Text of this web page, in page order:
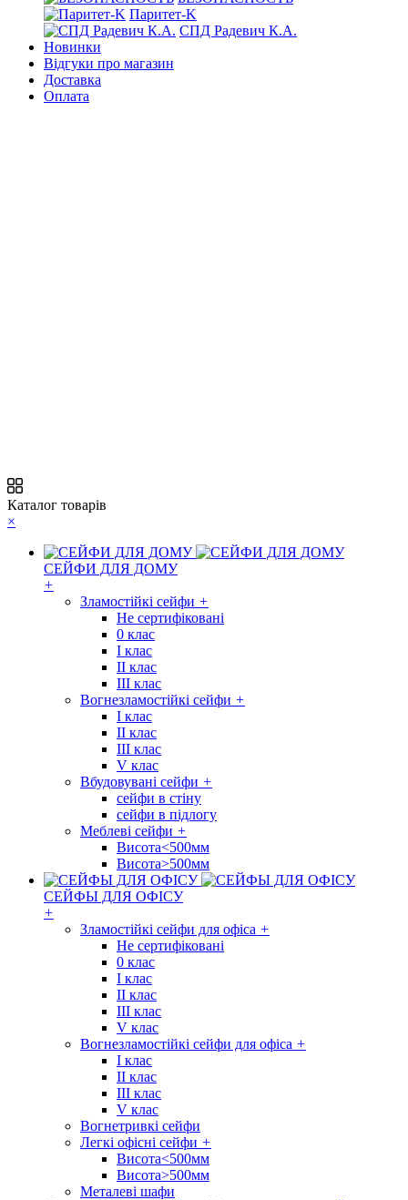
Паритет-K
СПД Радевич К.А.
Новинки
Відгуки про магазин
Доставка
Оплата
Каталог товарів
×
СЕЙФИ ДЛЯ ДОМУ
+
Зламостійкі сейфи +
Не сертифіковані
0 клас
I клас
II клас
III клас
Вогнезламостійкі сейфи +
I клас
II клас
III клас
V клас
Вбудовувані сейфи +
сейфи в стіну
сейфи в підлогу
Меблеві сейфи +
Висота<500мм
Висота>500мм
СЕЙФЫ ДЛЯ ОФІСУ
+
Зламостійкі сейфи для офіса +
Не сертифіковані
0 клас
I клас
II клас
III клас
V клас
Вогнезламостійкі сейфи для офіса +
I клас
II клас
III клас
V клас
Вогнетривкі сейфи
Легкі офісні сейфи +
Висота<500мм
Висота>500мм
Металеві шафи